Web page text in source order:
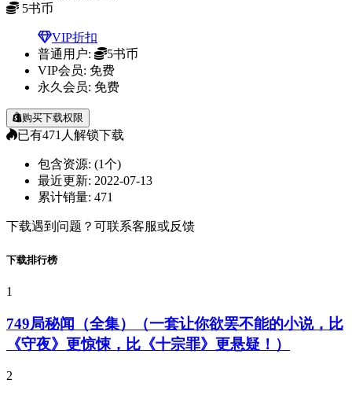
5书币
VIP折扣
普通用户:
5书币
VIP会员: 免费
永久会员: 免费
购买下载权限
已有471人解锁下载
包含资源: (1个)
最近更新: 2022-07-13
累计销量: 471
下载遇到问题？可联系客服或反馈
下载排行榜
1
749局秘闻（全集）（一套让你欲罢不能的小说，比
《守夜》更惊悚，比《十宗罪》更悬疑！）
2